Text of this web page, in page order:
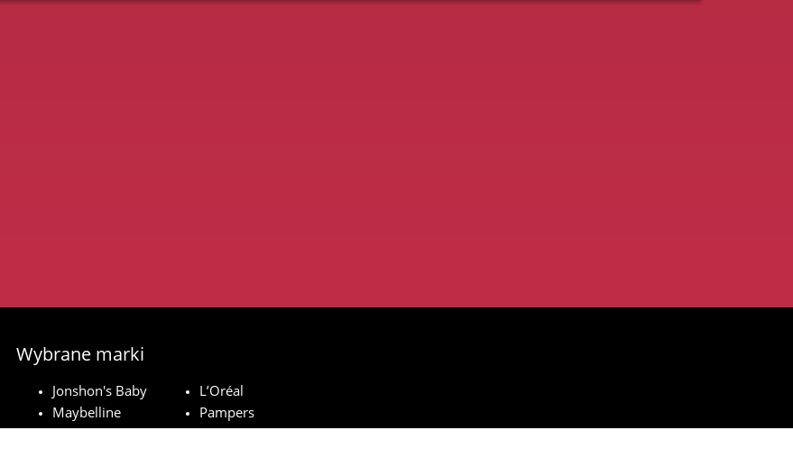
Wybrane marki
Jonshon's Baby
L’Oréal
Maybelline
Pampers
Royal Canin